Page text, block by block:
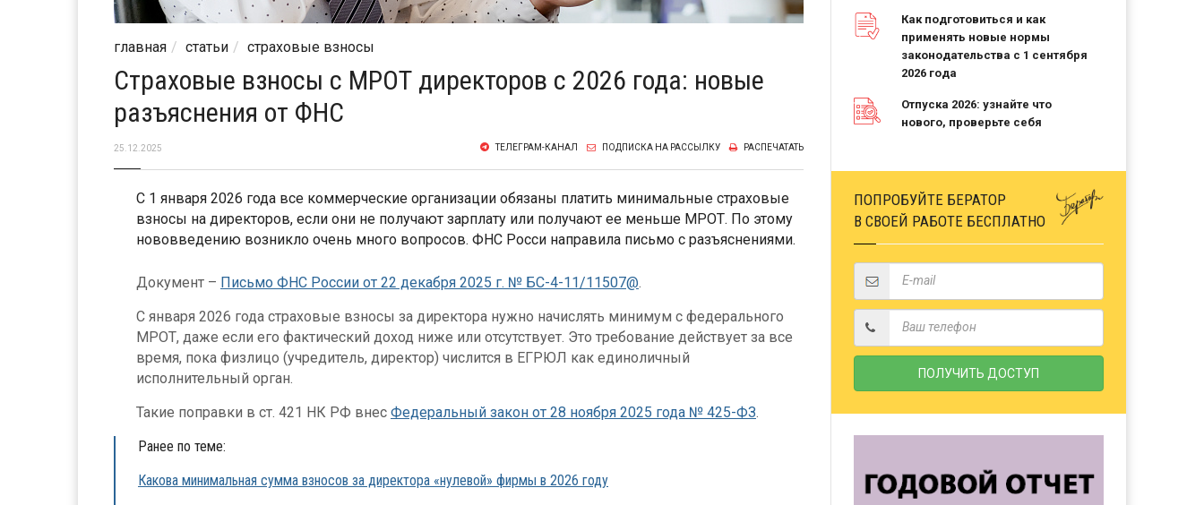
главная статьи страховые взносы
Страховые взносы с МРОТ директоров с 2026 года: новые
разъяснения от ФНС
25.12.2025 РАСПЕЧАТАТЬ
ПОДПИСКА НА РАССЫЛКУ
ТЕЛЕГРАМ-КАНАЛ
С 1 января 2026 года все коммерческие организации обязаны платить минимальные страховые
взносы на директоров, если они не получают зарплату или получают ее меньше МРОТ. По этому
нововведению возникло очень много вопросов. ФНС Росси направила письмо с разъяснениями.
Документ – Письмо ФНС России от 22 декабря 2025 г. № БС-4-11/11507@.
С января 2026 года страховые взносы за директора нужно начислять минимум с федерального
МРОТ, даже если его фактический доход ниже или отсутствует. Это требование действует за все
время, пока физлицо (учредитель, директор) числится в ЕГРЮЛ как единоличный
исполнительный орган.
Такие поправки в ст. 421 НК РФ внес Федеральный закон от 28 ноября 2025 года № 425-ФЗ.
Ранее по теме:
Какова минимальная сумма взносов за директора «нулевой» фирмы в 2026 году
Как подготовиться и как
применять новые нормы
законодательства с 1 сентября
2026 года
Отпуска 2026: узнайте что
нового, проверьте себя
ПОПРОБУЙТЕ БЕРАТОР
В СВОЕЙ РАБОТЕ БЕСПЛАТНО